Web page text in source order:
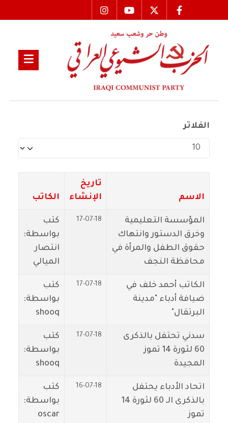
الفلاتر
عدد الإظهارات:
الاسم
تاريخ
الإنشاء
الكاتب
المؤسسة التعليمية
وخرق الدستور وانتهاك
حقوق الطفل والمرأة في
محافظة النجف
17-07-18
كتب
بواسطة:
انتصار
الميالي
الكاتب أحمد خلف في
ضيافة أدباء "مدينة
البرتقال"
17-07-18
كتب
بواسطة:
shooq
سدني تحتفل بالذكرى
60 لثورة 14 تموز
المجيدة
17-07-18
كتب
بواسطة:
shooq
اتحاد الأدباء يحتفل
بالذكرى الـ 60 لثورة 14
تموز
16-07-18
كتب
بواسطة:
oscar